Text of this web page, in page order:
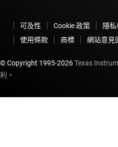
可及性 Cookie 政策 隱
使用條款
商標 網站意見
© Copyright 1995-2026Texas
利。